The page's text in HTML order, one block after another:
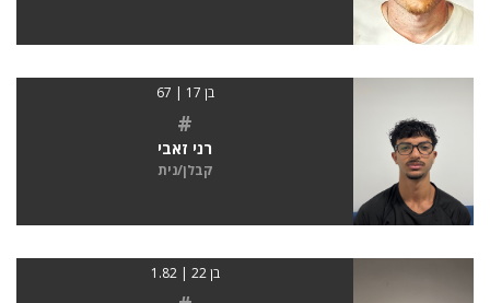
בן 17 | 67
#
רני זאבי
קבלן/נית
בן 22 | 1.82